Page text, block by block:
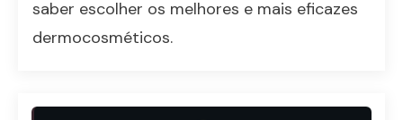
saber escolher os melhores e mais eficazes
dermocosméticos.